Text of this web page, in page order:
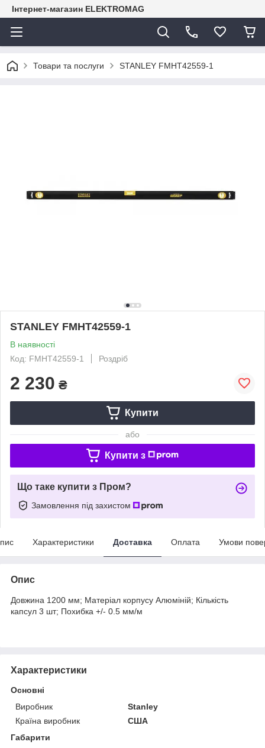
Інтернет-магазин ELEKTROMAG
Товари та послуги STANLEY FMHT42559-1
STANLEY FMHT42559-1
В наявності
Код: FMHT42559-1
Роздріб
2 230 ₴
Купити
або
Купити з
Що таке купити з Пром?
Замовлення під захистом
Характеристики Доставка Оплата Умови
Опис
Довжина 1200 мм; Матеріал корпусу Алюміній; Кількість
капсул 3 шт; Похибка +/- 0.5 мм/м
Характеристики
Основні
Виробник
Stanley
Країна виробник
США
Габарити